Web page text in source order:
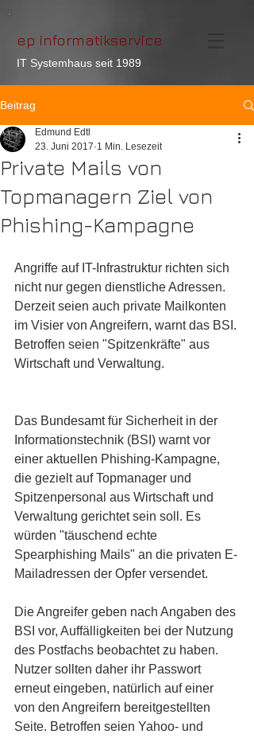
ep informatikservice
IT Systemhaus seit 1989
Beitrag
Private Mails von
Topmanagern Ziel von
Phishing-Kampagne
Edmund Edtl
23. Juni 2017 1 Min. Lesezeit
Angriffe auf IT-Infrastruktur richten sich
nicht nur gegen dienstliche Adressen.
Derzeit seien auch private Mailkonten
im Visier von Angreifern, warnt das BSI.
Betroffen seien "Spitzenkräfte" aus
Wirtschaft und Verwaltung.
Das Bundesamt für Sicherheit in der
Informationstechnik (BSI) warnt vor
einer aktuellen Phishing-Kampagne,
die gezielt auf Topmanager und
Spitzenpersonal aus Wirtschaft und
Verwaltung gerichtet sein soll. Es
würden "täuschend echte
Spearphishing Mails" an die privaten E-
Mailadressen der Opfer versendet.
Die Angreifer geben nach Angaben des
BSI vor, Auffälligkeiten bei der Nutzung
des Postfachs beobachtet zu haben.
Nutzer sollten daher ihr Passwort
erneut eingeben, natürlich auf einer
von den Angreifern bereitgestellten
Seite. Betroffen seien Yahoo- und